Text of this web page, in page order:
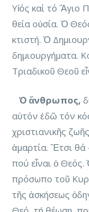
Υἱός καί τό Ἅγιο
θεία οὐσία. Ὁ
κτιστή. Ὁ
δημιουργήματα.
Τριαδικοῦ Θεοῦ
Ὁ ἄνθρωπος,
αὐτόν ἐδῶ τόν
χριστιανικῆς
ἁμαρτία. Ἔτσι θά
πού εἶναι ὁ
πρόσωπο τοῦ
τῆς ἀσκήσεως